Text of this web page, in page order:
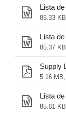
Lista
85.33
Lista
85.37
Supply
5.16
Lista
85.81